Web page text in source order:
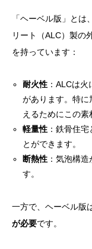
「ヘーベル版」と
リート（ALC）製の
を持っています：
耐火性 ：ALCは
があります。特に
えるためにこの素
軽量性 ：鉄骨住
とができます。
断熱性 ：気泡構
す。
一方で、ヘーベル版
が必要です。